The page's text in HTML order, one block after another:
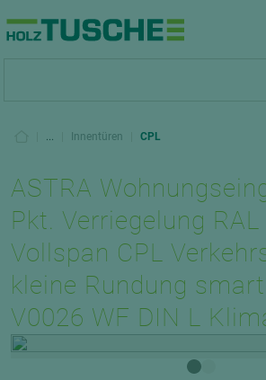
... Innentüren CPL
ASTRA
Pkt. Verriegelung
Vollspan CPL
kleine Rundung
V0026 WF DIN L